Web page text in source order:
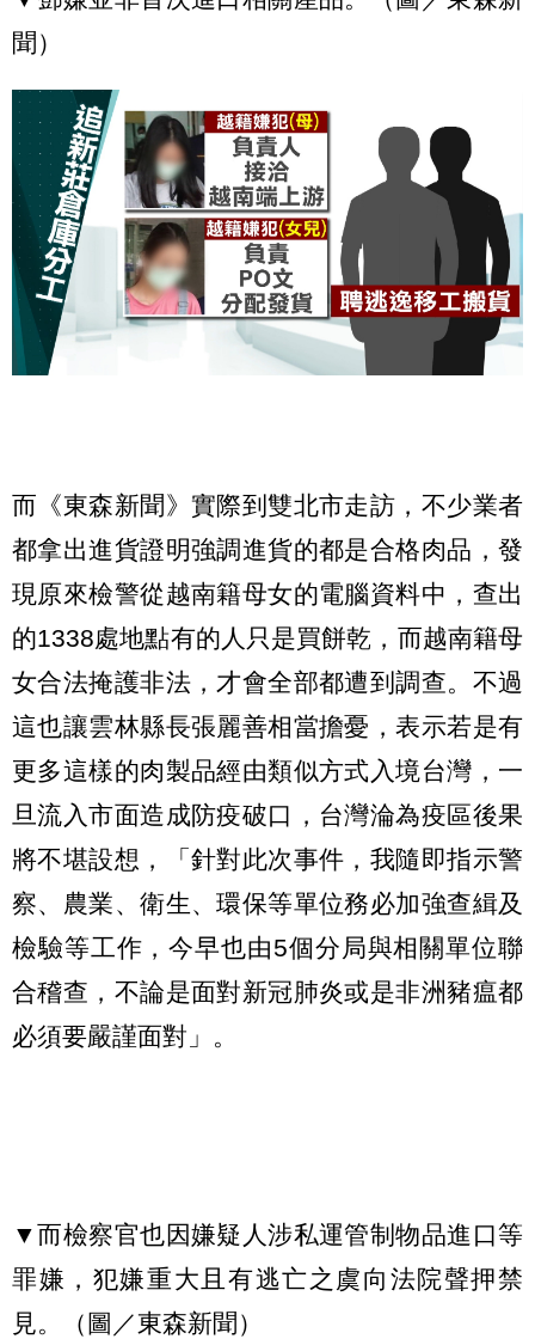
聞）
而《東森新聞》實際到雙北市走訪，不少業者
都拿出進貨證明強調進貨的都是合格肉品，發
現原來檢警從越南籍母女的電腦資料中，查出
的1338處地點有的人只是買餅乾，而越南籍母
女合法掩護非法，才會全部都遭到調查。不過
這也讓雲林縣長張麗善相當擔憂，表示若是有
更多這樣的肉製品經由類似方式入境台灣，一
旦流入市面造成防疫破口，台灣淪為疫區後果
將不堪設想，「針對此次事件，我隨即指示警
察、農業、衛生、環保等單位務必加強查緝及
檢驗等工作，今早也由5個分局與相關單位聯
合稽查，不論是面對新冠肺炎或是非洲豬瘟都
必須要嚴謹面對」。
▼而檢察官也因嫌疑人涉私運管制物品進口等
罪嫌，犯嫌重大且有逃亡之虞向法院聲押禁
見。（圖／東森新聞）